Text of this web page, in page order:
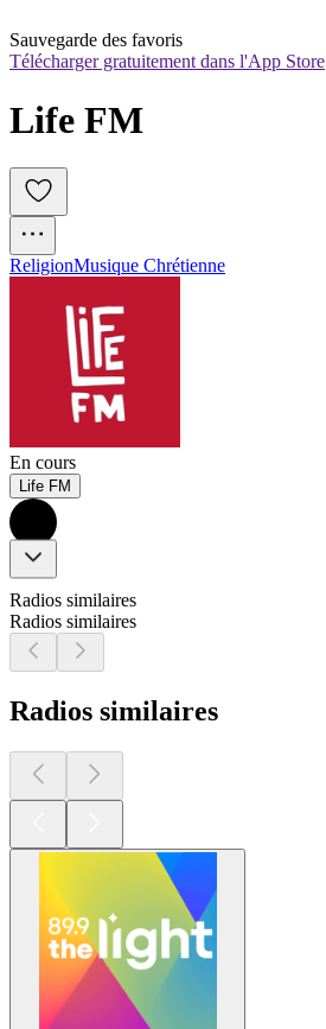
Sauvegarde des favoris
Télécharger gratuitement dans l'App Store
Life FM
ReligionMusique Chrétienne
En cours
Life FM
Radios similaires
Radios similaires
Radios similaires